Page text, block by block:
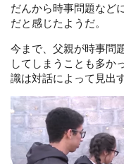
だんから時事問題など
だと感じたようだ。
今まで、父親が時事問
してしまうことも多か
識は対話によって見出